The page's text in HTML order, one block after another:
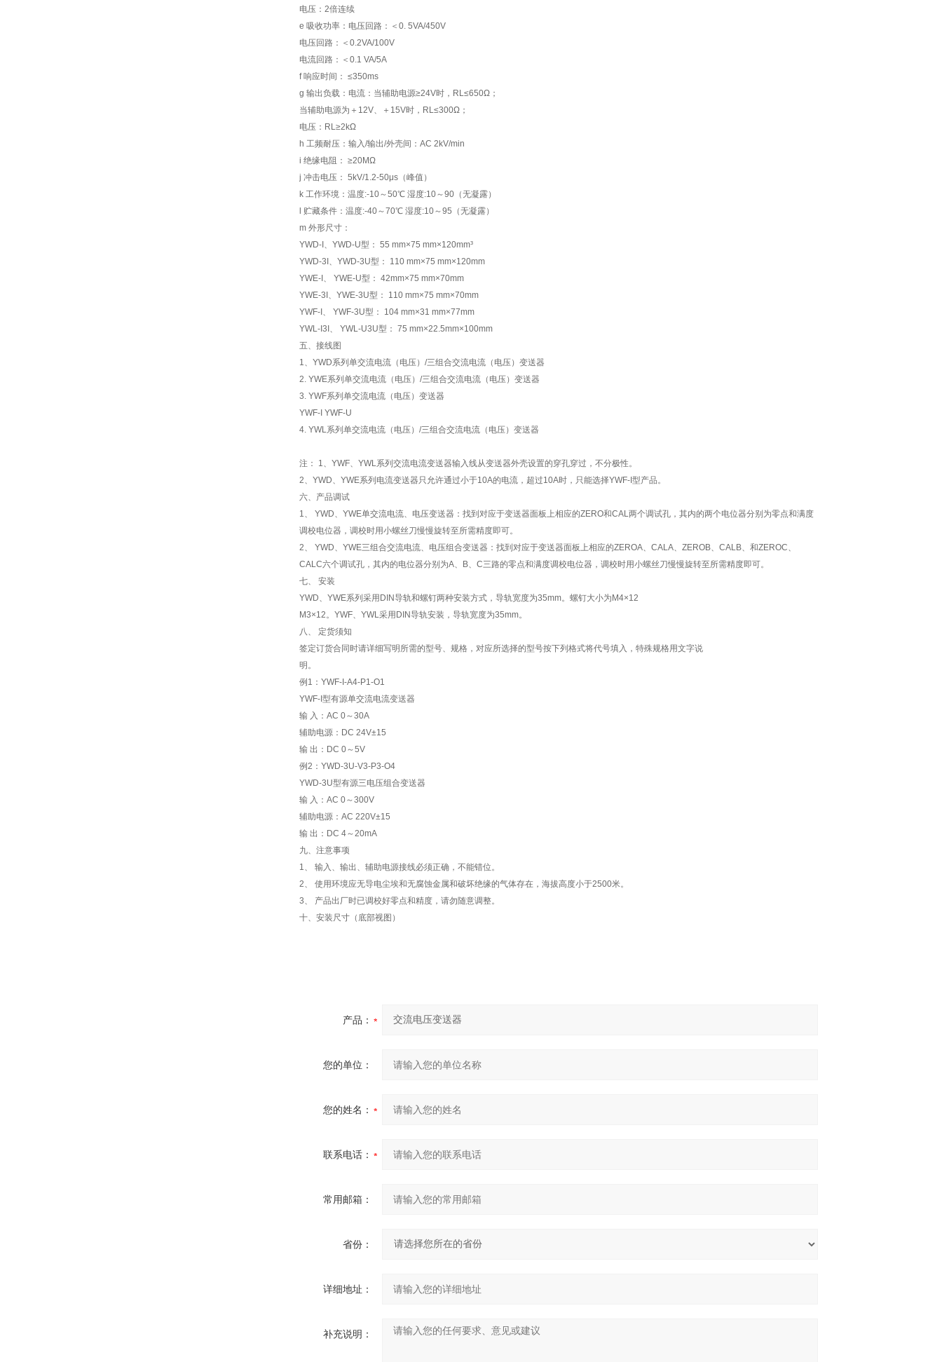
电压：2倍连续
e 吸收功率：电压回路：＜0. 5VA/450V
电压回路：＜0.2VA/100V
电流回路：＜0.1 VA/5A
f 响应时间： ≤350ms
g 输出负载：电流：当辅助电源≥24V时，RL≤650Ω；
当辅助电源为＋12V、＋15V时，RL≤300Ω；
电压：RL≥2kΩ
h 工频耐压：输入/输出/外壳间：AC 2kV/min
i 绝缘电阻： ≥20MΩ
j 冲击电压： 5kV/1.2-50μs（峰值）
k 工作环境：温度:-10～50℃ 湿度:10～90（无凝露）
l 贮藏条件：温度:-40～70℃ 湿度:10～95（无凝露）
m 外形尺寸：
YWD-I、YWD-U型： 55 mm×75 mm×120mm³
YWD-3I、YWD-3U型： 110 mm×75 mm×120mm
YWE-I、 YWE-U型： 42mm×75 mm×70mm
YWE-3I、YWE-3U型： 110 mm×75 mm×70mm
YWF-I、 YWF-3U型： 104 mm×31 mm×77mm
YWL-I3I、 YWL-U3U型： 75 mm×22.5mm×100mm
五、接线图
1、YWD系列单交流电流（电压）/三组合交流电流（电压）变送器
2. YWE系列单交流电流（电压）/三组合交流电流（电压）变送器
3. YWF系列单交流电流（电压）变送器
YWF-I YWF-U
4. YWL系列单交流电流（电压）/三组合交流电流（电压）变送器
注： 1、YWF、YWL系列交流电流变送器输入线从变送器外壳设置的穿孔穿过，不分极性。
2、YWD、YWE系列电流变送器只允许通过小于10A的电流，超过10A时，只能选择YWF-I型产品。
六、产品调试
1、 YWD、YWE单交流电流、电压变送器：找到对应于变送器面板上相应的ZERO和CAL两个调试孔，其内的两个电位器分别为零点和满度
调校电位器，调校时用小螺丝刀慢慢旋转至所需精度即可。
2、 YWD、YWE三组合交流电流、电压组合变送器：找到对应于变送器面板上相应的ZEROA、CALA、ZEROB、CALB、和ZEROC、
CALC六个调试孔，其内的电位器分别为A、B、C三路的零点和满度调校电位器，调校时用小螺丝刀慢慢旋转至所需精度即可。
七、 安装
YWD、YWE系列采用DIN导轨和螺钉两种安装方式，导轨宽度为35mm。螺钉大小为M4×12
M3×12。YWF、YWL采用DIN导轨安装，导轨宽度为35mm。
八、 定货须知
签定订货合同时请详细写明所需的型号、规格，对应所选择的型号按下列格式将代号填入，特殊规格用文字说
明。
例1：YWF-I-A4-P1-O1
YWF-I型有源单交流电流变送器
输 入：AC 0～30A
辅助电源：DC 24V±15
输 出：DC 0～5V
例2：YWD-3U-V3-P3-O4
YWD-3U型有源三电压组合变送器
输 入：AC 0～300V
辅助电源：AC 220V±15
输 出：DC 4～20mA
九、注意事项
1、 输入、输出、辅助电源接线必须正确，不能错位。
2、 使用环境应无导电尘埃和无腐蚀金属和破坏绝缘的气体存在，海拔高度小于2500米。
3、 产品出厂时已调校好零点和精度，请勿随意调整。
十、安装尺寸（底部视图）
产品：
您的单位：
您的姓名：
联系电话：
常用邮箱：
省份：
详细地址：
补充说明：